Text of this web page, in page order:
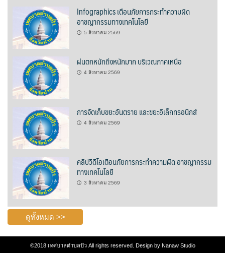
สำนักปลัดเทศบาล
หน่วยตรวจสอบภายใน
ปภัสสรา
ผู้บริหารเทศบาล
มังกี้ชา สาขาปัว
ร้องเรียนทุจริต
ร้านของฝากที่ระลึก
ของฝากฮักปัว
บริษัท ดอยซิลเวอร์ แฟคตอรี่ จำกัด
บ้านสมุนไพรไอริณจินดา
ร้านของฝากเมิงโป
Infographics เตือนภัยการกระทำความผิด
อาชญากรรมทางเทคโนโลยี
5 สิงหาคม 2569
ฝนตกหนักถึงหนักมาก บริเวณภาคเหนือ
4 สิงหาคม 2569
การจัดเก็บขยะอันตราย และขยะอิเล็กทรอนิกส์
4 สิงหาคม 2569
คลิปวีดีโอเตือนภัยการกระทำความผิด อาชญากรรม
ทางเทคโนโลยี
3 สิงหาคม 2569
ดูทั้งหมด >>
©2018 เทศบาลตำบลปัวAll rights reserved. Design by Nanaw Studio